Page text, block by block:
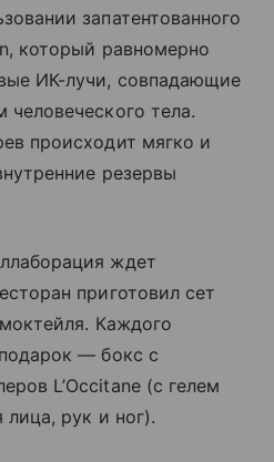
запатентованного
который равномерно
ИК-лучи, совпадающие
тела.
происходит мягко и
резервы
ждет
приготовил сет
Каждого
— бокс с
L’Occitane (с гелем
рук и ног).